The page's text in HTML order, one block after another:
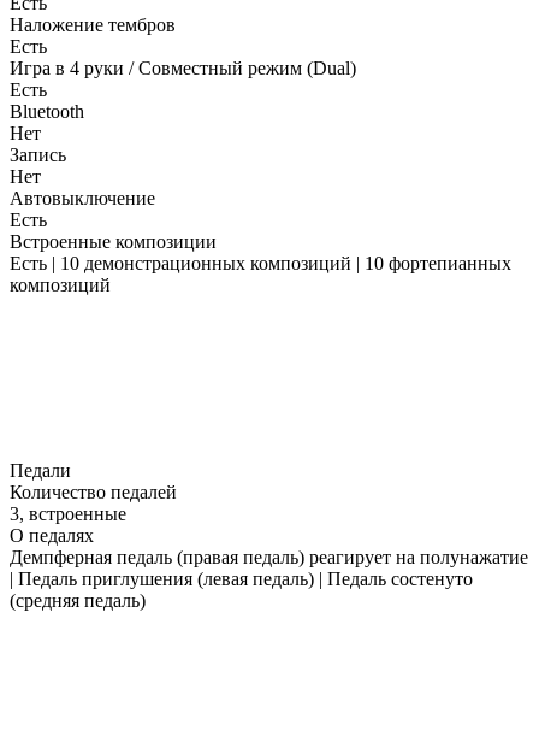
Наложение тембров
Есть
Игра в 4 руки / Совместный режим (Dual)
Есть
Bluetooth
Нет
Запись
Нет
Автовыключение
Есть
Встроенные композиции
Есть | 10 демонстрационных композиций | 10 фортепианных
композиций
Педали
Количество педалей
3, встроенные
О педалях
Демпферная педаль (правая педаль) реагирует на полунажатие
| Педаль приглушения (левая педаль) | Педаль состенуто
(средняя педаль)